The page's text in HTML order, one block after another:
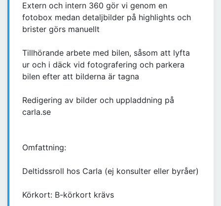
Extern och intern 360 gör vi genom en
fotobox medan detaljbilder på highlights och
brister görs manuellt
Tillhörande arbete med bilen, såsom att lyfta
ur och i däck vid fotografering och parkera
bilen efter att bilderna är tagna
Redigering av bilder och uppladdning på
carla.se
Omfattning:
Deltidssroll hos Carla (ej konsulter eller byråer)
Körkort: B-körkort krävs